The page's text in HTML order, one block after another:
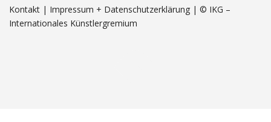
Kontakt | Impressum + Datenschutzerklärung | © IKG –
Internationales Künstlergremium